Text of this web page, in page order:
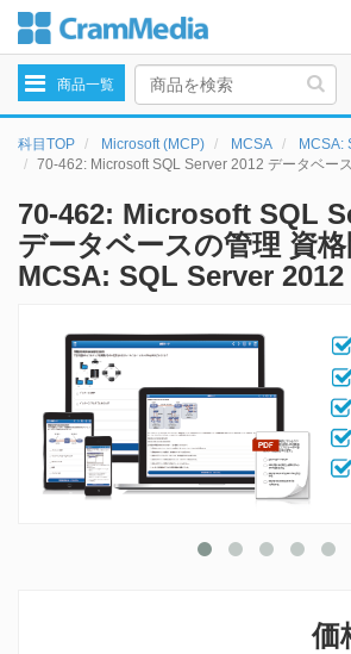
navigation
商品一覧
科目TOP Microsoft (MCP) MCSA
MCSA:
70-462: Microsoft SQL Server 2012 データベー
70-462: Microsoft SQL
データベースの管理 資
MCSA: SQL Server 2012
価